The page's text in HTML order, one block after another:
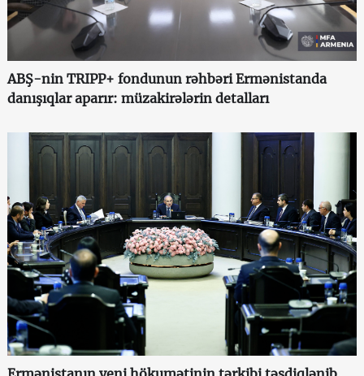
ABŞ-nin TRIPP+ fondunun rəhbəri Ermənistanda
danışıqlar aparır: müzakirələrin detalları